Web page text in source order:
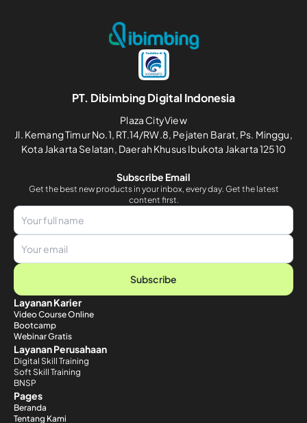
PT. Dibimbing Digital Indonesia
Plaza CityView
Jl. Kemang Timur No.1, RT.14/RW.8, Pejaten Barat, Ps. Minggu,
Kota Jakarta Selatan, Daerah Khusus Ibukota Jakarta 12510
Subscribe Email
Get the best new products in your inbox, every day. Get the latest
content first.
Subscribe
Layanan Karier
Video Course Online
Bootcamp
Webinar Gratis
Layanan Perusahaan
Digital Skill Training
Soft Skill Training
BNSP
Pages
Beranda
Tentang Kami